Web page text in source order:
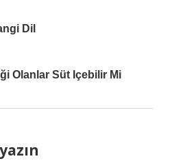
Dil
Olanlar Süt Içebilir Mi